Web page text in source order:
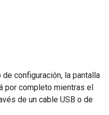
configuración, la pantalla
por completo mientras el
de un cable USB o de